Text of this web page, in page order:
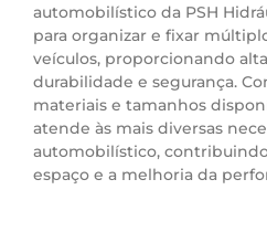
automobilístico da PSH
para organizar e fixar
veículos, proporcionando
durabilidade e segurança.
materiais e tamanhos
atende às mais diversas
automobilístico,
espaço e a melhoria da